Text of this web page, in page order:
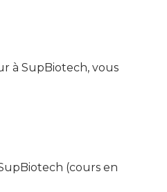
à SupBiotech, vous
(cours en